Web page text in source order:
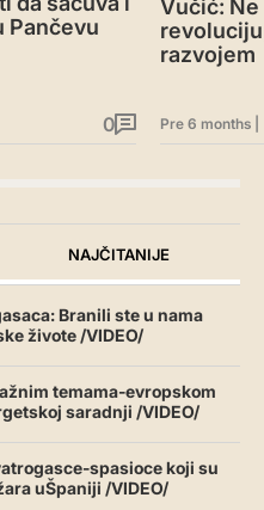
Pančevu
0
Vučić:
razvojem
Pre 6 months
NAJČITANIJE
Branili ste u nama
živote /VIDEO/
temama-evropskom
saradnji /VIDEO/
spasioce koji su
uŠpaniji /VIDEO/